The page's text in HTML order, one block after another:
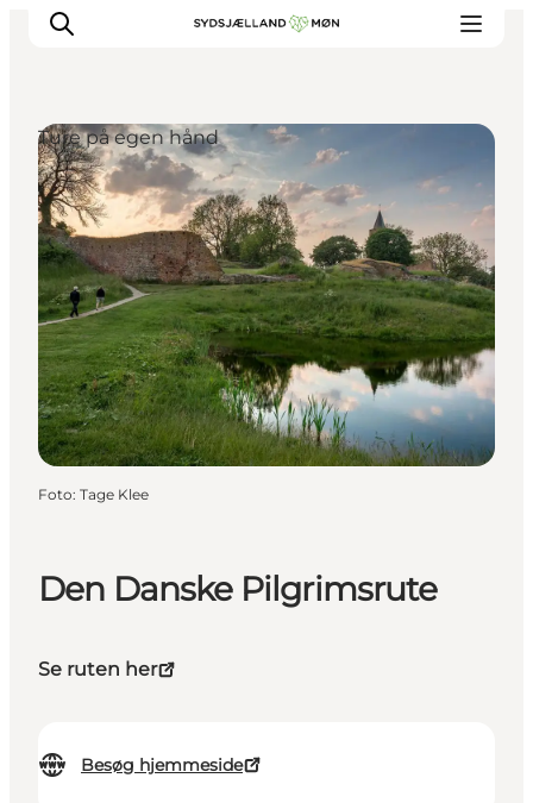
Oplev
Byer og steder
Events
Spis
Overnat
Planlæg din tur
Den Danske Pilgrimsrute
Se ruten her
Besøg hjemmeside
Ture på egen hånd
Foto: Tage Klee